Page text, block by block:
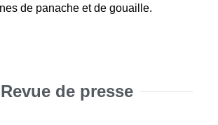
de panache et de gouaille.
Revue de presse